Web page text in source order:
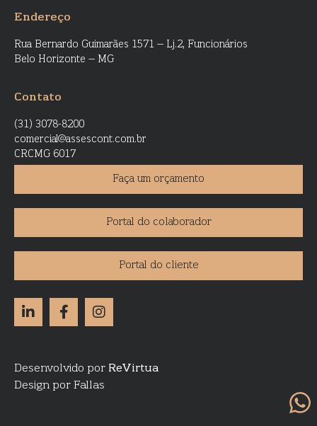
Endereço
Rua Bernardo Guimarães 1571 – Lj.2, Funcionários
Belo Horizonte – MG
Contato
(31) 3078-8200
comercial@assescont.com.br
CRCMG 6017
Faça um orçamento
Portal do colaborador
Portal do cliente
Desenvolvido por ReVirtua
Design por Fallas